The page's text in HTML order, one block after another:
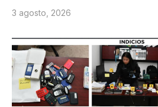
3 agosto, 2026